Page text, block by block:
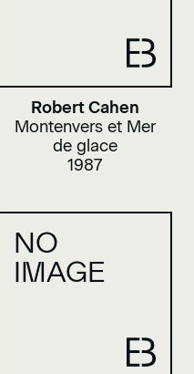
Robert Cahen
Montenvers et Mer
de glace
1987
NO
IMAGE